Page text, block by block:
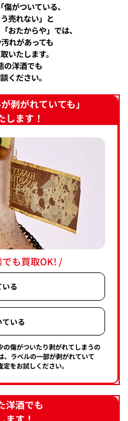
がついている、
売れない」と
おたからや」では、
れがあっても
いたします。
の洋酒でも
ください。
剥がれていても」
します！
も買取OK! /
る
いる
傷がついたり剥がれてしまうの
、ラベルの一部が剥がれていて
をお試しください。
洋酒でも